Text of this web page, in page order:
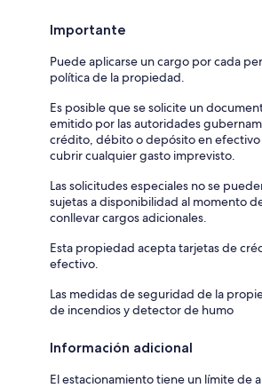
Importante
Puede aplicarse un cargo por cada
política de la propiedad.
Es posible que se solicite un
emitido por las autoridades
crédito, débito o depósito en efectivo
cubrir cualquier gasto imprevisto.
Las solicitudes especiales no se
sujetas a disponibilidad al momento
conllevar cargos adicionales.
Esta propiedad acepta tarjetas de
efectivo.
Las medidas de seguridad de la
de incendios y detector de humo
Información adicional
El estacionamiento tiene un límite de